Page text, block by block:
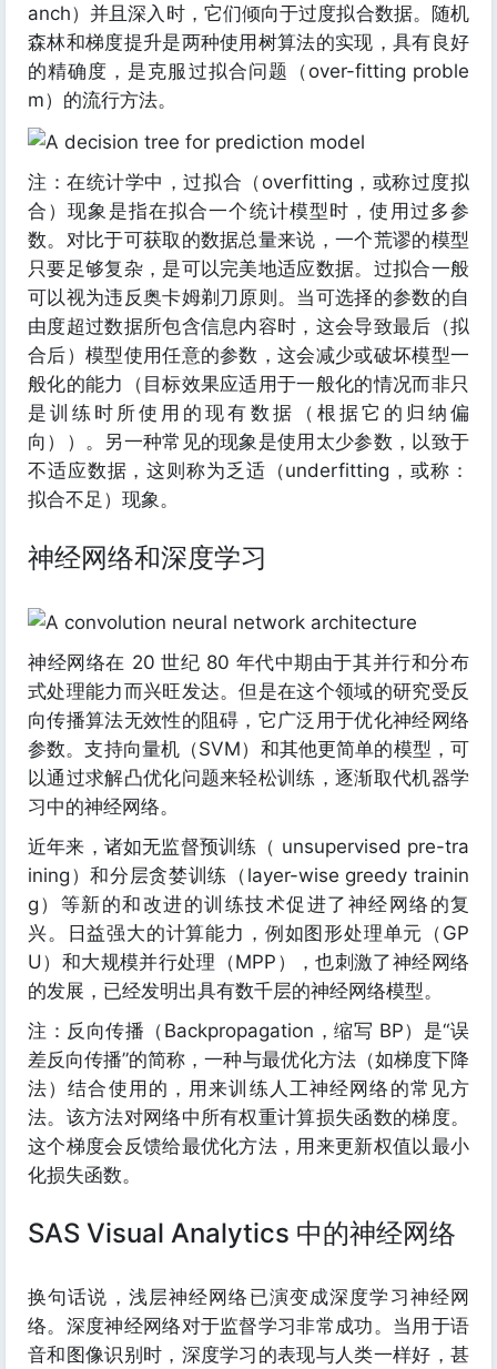
anch）并且深入时，它们倾向于过度拟合数据。随机
森林和梯度提升是两种使用树算法的实现，具有良好
的精确度，是克服过拟合问题（over-fitting proble
m）的流行方法。
注：在统计学中，过拟合（overfitting，或称过度拟
合）现象是指在拟合一个统计模型时，使用过多参
数。对比于可获取的数据总量来说，一个荒谬的模型
只要足够复杂，是可以完美地适应数据。过拟合一般
可以视为违反奥卡姆剃刀原则。当可选择的参数的自
由度超过数据所包含信息内容时，这会导致最后（拟
合后）模型使用任意的参数，这会减少或破坏模型一
般化的能力（目标效果应适用于一般化的情况而非只
是训练时所使用的现有数据（根据它的归纳偏
向））。另一种常见的现象是使用太少参数，以致于
不适应数据，这则称为乏适（underfitting，或称：
拟合不足）现象。
神经网络和深度学习
神经网络在 20 世纪 80 年代中期由于其并行和分布
式处理能力而兴旺发达。但是在这个领域的研究受反
向传播算法无效性的阻碍，它广泛用于优化神经网络
参数。支持向量机（SVM）和其他更简单的模型，可
以通过求解凸优化问题来轻松训练，逐渐取代机器学
习中的神经网络。
近年来，诸如无监督预训练（ unsupervised pre-tra
ining）和分层贪婪训练（layer-wise greedy trainin
g）等新的和改进的训练技术促进了神经网络的复
兴。日益强大的计算能力，例如图形处理单元（GP
U）和大规模并行处理（MPP），也刺激了神经网络
的发展，已经发明出具有数千层的神经网络模型。
注：反向传播（Backpropagation，缩写 BP）是“误
差反向传播”的简称，一种与最优化方法（如梯度下降
法）结合使用的，用来训练人工神经网络的常见方
法。该方法对网络中所有权重计算损失函数的梯度。
这个梯度会反馈给最优化方法，用来更新权值以最小
化损失函数。
SAS Visual Analytics 中的神经网络
换句话说，浅层神经网络已演变成深度学习神经网
络。深度神经网络对于监督学习非常成功。当用于语
音和图像识别时，深度学习的表现与人类一样好，甚